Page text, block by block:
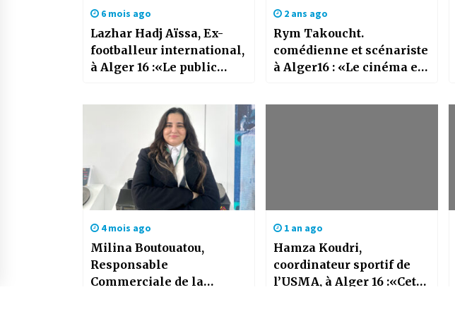
6 mois ago
Lazhar Hadj Aïssa, Ex-
footballeur international,
à Alger 16 :«Le public
très réceptif aux causes
2 ans ago
Rym Takoucht.
comédienne et scénariste
à Alger16 : «Le cinéma est
exprimer comme on le
4 mois ago
Milina Boutouatou,
Responsable
Commerciale de la
1 an ago
Hamza Koudri,
coordinateur sportif de
l’USMA, à Alger 16 :«Cette